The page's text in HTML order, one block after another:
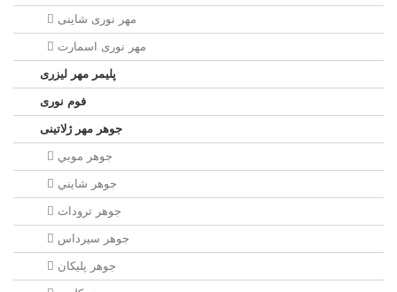
مهر نوری شاینی
مهر نوری اسمارت
پلیمر مهر لیزری
فوم نوری
جوهر مهر ژلاتینی
جوهر موبي
جوهر شايني
جوهر ترودات
جوهر سيرداس
جوهر پلیکان